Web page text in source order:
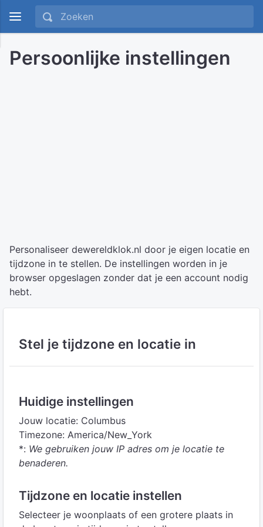
Persoonlijke instellingen
Personaliseer dewereldklok.nl door je eigen locatie en
tijdzone in te stellen. De instellingen worden in je
browser opgeslagen zonder dat je een account nodig
hebt.
Stel je tijdzone en locatie in
Huidige instellingen
Jouw locatie: Columbus
Timezone: America/New_York
*: We gebruiken jouw IP adres om je locatie te
benaderen.
Tijdzone en locatie instellen
Selecteer je woonplaats of een grotere plaats in